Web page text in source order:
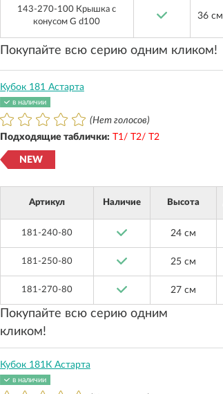
143-270-100 Крышка с
конусом G d100
36 см
Покупайте всю серию одним кликом!
Кубок 181 Астарта
в наличии
(Нет голосов)
Подходящие таблички: Т1/ Т2/ Т2
NEW
Артикул Наличие Высота
181-240-80 24 см
181-250-80 25 см
181-270-80 27 см
Покупайте всю серию одним
кликом!
Кубок 181К Астарта
в наличии